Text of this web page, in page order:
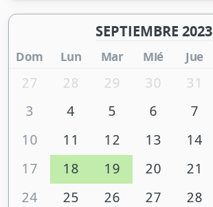
SEPTIEMBRE 2023
Dom Lun Mar Mié Jue
27 28 29 30 31
3
4 5 6 7
10
11 12 13 14
17
18 19 20 21
24
25 26 27 28